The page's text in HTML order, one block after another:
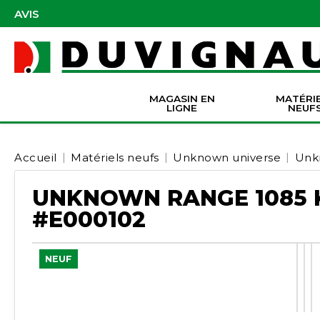
AVIS
MAGASIN EN
LIGNE
Accueil Matériels neufs Unknown universe
UNKNOWN RANGE 1085
#E000102
NEUF